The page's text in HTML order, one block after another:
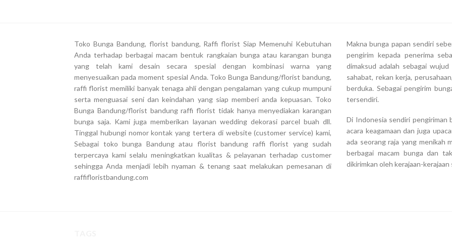
Toko Bunga Bandung, florist bandung, Raffi florist Siap Memenuhi Kebutuhan
Anda terhadap berbagai macam bentuk rangkaian bunga atau karangan bunga
yang telah kami desain secara spesial dengan kombinasi warna yang
menyesuaikan pada moment spesial Anda. Toko Bunga Bandung/florist bandung,
raffi florist memiliki banyak tenaga ahli dengan pengalaman yang cukup mumpuni
serta menguasai seni dan keindahan yang siap memberi anda kepuasan. Toko
Bunga Bandung/florist bandung raffi florist tidak hanya menyediakan karangan
bunga saja. Kami juga memberikan layanan wedding dekorasi parcel buah dll.
Tinggal hubungi nomor kontak yang tertera di website (customer service) kami,
Sebagai toko bunga Bandung atau florist bandung raffi florist yang sudah
terpercaya kami selalu meningkatkan kualitas & pelayanan terhadap customer
sehingga Anda menjadi lebih nyaman & tenang saat melakukan pemesanan di
raffifloristbandung.com
Makna bunga papan sendiri
pengirim kepada penerima
dimaksud adalah sebagai
sahabat, rekan kerja,
berduka. Sebagai pengirim
tersendiri.
Di Indonesia sendiri pengiriman
acara keagamaan dan juga
ada seorang raja yang menikah
berbagai macam bunga dan
dikirimkan oleh kerajaan-